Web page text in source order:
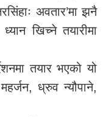
अवतार’मा झनै
खिच्ने तयारीमा
तयार भएको यो
ध्रुव न्यौपाने,